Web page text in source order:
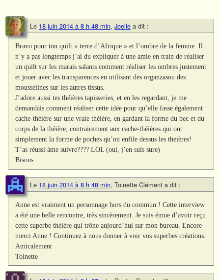
Le 18 juin 2014 à 8 h 48 min, Joelle a dit :
Bravo pour ton quilt « terre d’Afrique » et l’ombre de la femme. Il
n’y a pas longtemps j’ai du expliquer à une amie en train de réaliser
un quilt sur les marais salants comment réaliser les ombres justement
et jouer avec les transparences en utilisant des organzasou des
mousselines sur les autres tissus.
J’adore aussi tes théières tapisseries, et en les regardant, je me
demandais comment réaliser cette idée pour qu’elle fasse également
cache-théière sur une vraie théière, en gardant la forme du bec et du
corps de la théière, contrairement aux cache-théières qui ont
simplement la forme de poches qu’on enfile dessus les theières!
T’as réussi àme suivre???? LOL (oui, j’en suis sure)
Bisous
Le 18 juin 2014 à 8 h 48 min, Toinette Clément a dit :
Anne est vraiment un personnage hors du commun ! Cette interview
a été une belle rencontre, très sincèrement. Je suis émue d’avoir reçu
cette superbe théière qui trône aujourd’hui sur mon bureau. Encore
merci Anne ! Continuez à nous donner à voir vos superbes créations.
Amicalement
Toinette